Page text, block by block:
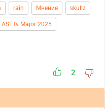
rain Мнение skullz
Major 2025
2